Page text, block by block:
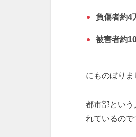
負傷者約4
被害者約
にものぼりま
都市部という
れているので